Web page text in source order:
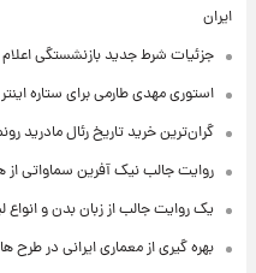
ایران
جزئیات شرط جدید بازنشستگی
استوری مهدی طارمی برای ستاره
گران‌ترین خرید تاریخ رئال مادرید
روایت جالب نیک آفرین سماواتی از
یک روایت جالب از زبان بدن و انواع
بهره گیری از معماری ایرانی در طرح